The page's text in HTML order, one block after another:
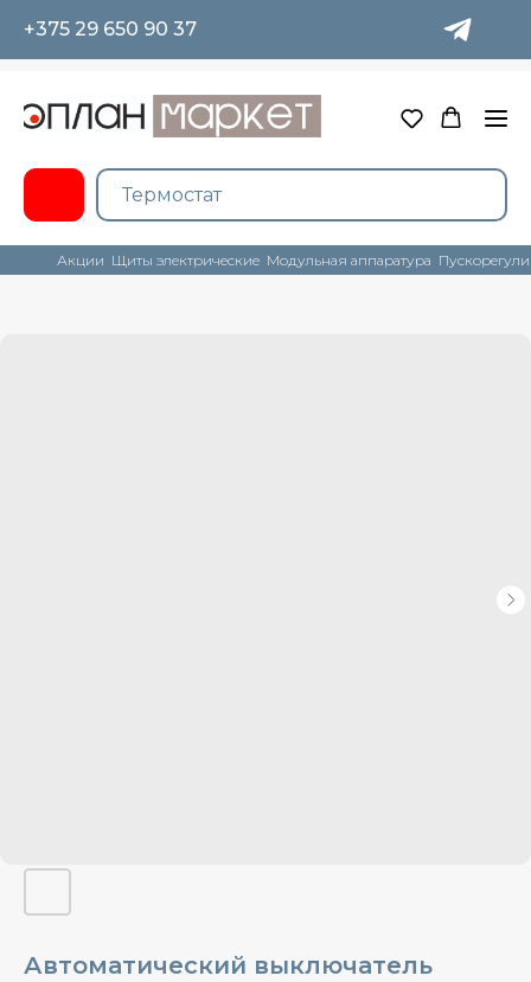
+375 29 650 90 37
Акции Щиты электрические Модульная аппаратура
Автоматический выключатель